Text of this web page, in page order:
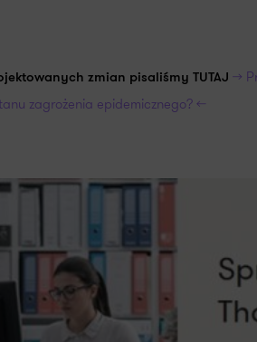
zmian pisaliśmy TUTAJ >>
zagrożenia epidemicznego? <<